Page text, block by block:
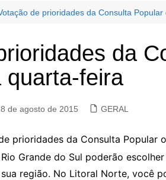
de prioridades da Consulta
da
quarta-feira
de agosto de 2015 GERAL
prioridades da Consulta Popular
Grande do Sul poderão
região. No Litoral Norte, você